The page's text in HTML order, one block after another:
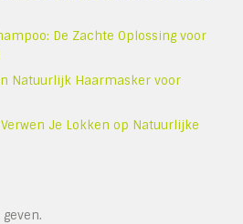
De Zachte Oplossing voor
Natuurlijk Haarmasker voor
Je Lokken op Natuurlijke